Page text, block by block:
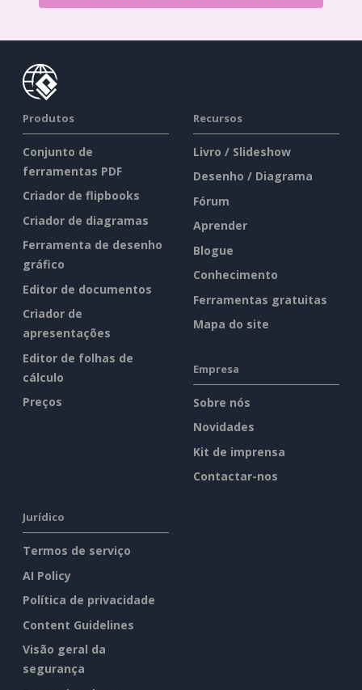
Produtos
Conjunto de
ferramentas PDF
Criador de flipbooks
Criador de diagramas
Ferramenta de desenho
gráfico
Editor de documentos
Criador de
apresentações
Editor de folhas de
cálculo
Preços
Recursos
Livro / Slideshow
Desenho / Diagrama
Fórum
Aprender
Blogue
Conhecimento
Ferramentas gratuitas
Mapa do site
Empresa
Sobre nós
Novidades
Kit de imprensa
Contactar-nos
Jurídico
Termos de serviço
AI Policy
Política de privacidade
Content Guidelines
Visão geral da
segurança